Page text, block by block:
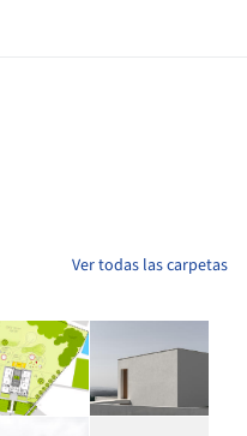
Ver todas las carpetas